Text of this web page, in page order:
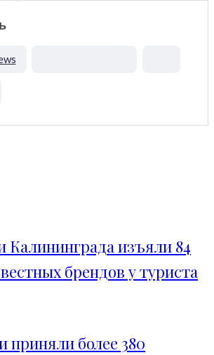
Калининграда изъяли 84
брендов у туриста
приняли более 380